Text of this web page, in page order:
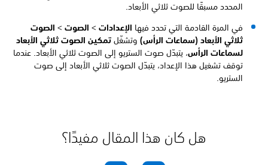
المحدد مسبقًا للصوت ثلاثي الأبعاد.
في المرة القادمة التي تحدد فيهاالإعدادات>الصوت>الصوت
ثلاثي الأبعاد (سماعات الرأس)وتشغّلتمكين الصوت ثلاثي الأبعاد
لسماعات الرأس، يتبدّل صوت الستريو إلى الصوت ثلاثي الأبعاد. عندما
توقف تشغيل هذا الإعداد، يتبدّل الصوت ثلاثي الأبعاد إلى صوت
الستريو.
هل كان هذا المقال مفيدًا؟